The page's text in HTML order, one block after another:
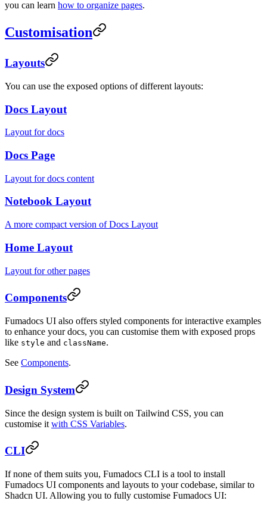
you can learn how to organize pages.
Customisation
Layouts
You can use the exposed options of different layouts:
Docs Layout
Layout for docs
Docs Page
Layout for docs content
Notebook Layout
A more compact version of Docs Layout
Home Layout
Layout for other pages
Components
Fumadocs UI also offers styled components for interactive examples
to enhance your docs, you can customise them with exposed props
like style and className.
See Components.
Design System
Since the design system is built on Tailwind CSS, you can
customise it with CSS Variables.
CLI
If none of them suits you, Fumadocs CLI is a tool to install
Fumadocs UI components and layouts to your codebase, similar to
Shadcn UI. Allowing you to fully customise Fumadocs UI: